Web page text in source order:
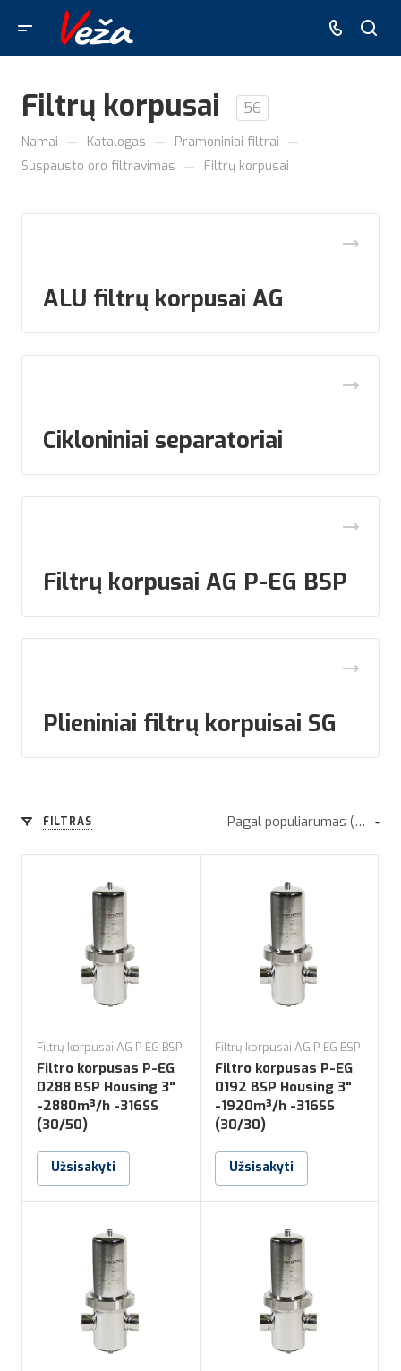
Filtrų korpusai 56
Namai — Katalogas — Pramoniniai filtrai —
Suspausto oro filtravimas — Filtrų korpusai
ALU filtrų korpusai AG
Cikloniniai separatoriai
Filtrų korpusai AG P-EG BSP
Plieniniai filtrų korpuisai SG
FILTRAS Pagal populiarumas (mažėjimo tvarka)
Filtrų korpusai AG P-EG BSP
Filtro korpusas P-EG
0288 BSP Housing 3"
-2880m³/h -316SS
(30/50)
Užsisakyti
Filtrų korpusai AG P-EG BSP
Filtro korpusas P-EG
0192 BSP Housing 3"
-1920m³/h -316SS
(30/30)
Užsisakyti